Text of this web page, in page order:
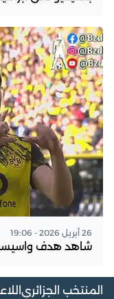
26 أبريل 2026 - 19:06
شاهد هدف
المنتخب الجزائري